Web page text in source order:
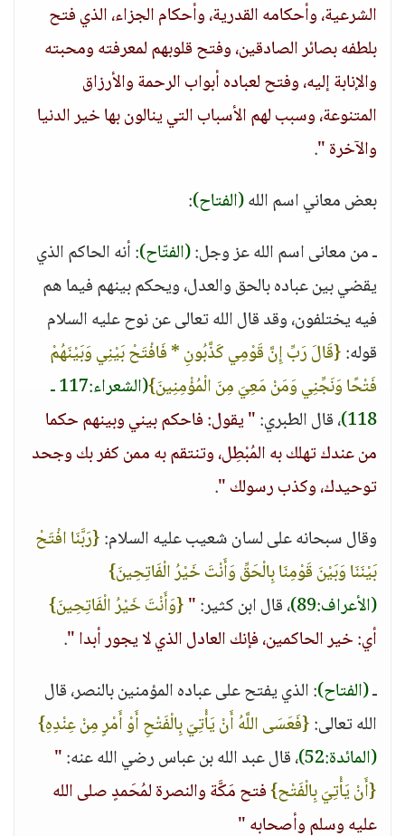
الشرعية، وأحكامه القدرية، وأحكام الجزاء، الذي فتح
بلطفه بصائر الصادقين، وفتح قلوبهم لمعرفته ومحبته
والإنابة إليه، وفتح لعباده أبواب الرحمة والأرزاق
المتنوعة، وسبب لهم الأسباب التي ينالون بها خير الدنيا
والآخرة ".
بعض معاني اسم الله(الفتاح):
ـ من معانى اسم الله عز وجل:(الفتّاح): أنه الحاكم الذي
يقضي بين عباده بالحق والعدل، ويحكم بينهم فيما هم
فيه يختلفون، وقد قال الله تعالى عن نوح عليه السلام
قوله:{قَالَ رَبِّ إِنَّ قَوْمِي كَذَّبُونِ * فَافْتَحْ بَيْنِي وَبَيْنَهُمْ
فَتْحًا وَنَجِّنِي وَمَنْ مَعِيَ مِنَ الْمُؤْمِنِينَ}
(الشعراء:117 ـ
118) ، قال الطبري:" يقول: فاحكم بيني وبينهم حكما
من عندك تهلك به المُبْطِل، وتنتقم به ممن كفر بك وجحد
توحيدك، وكذب رسولك ".
وقال سبحانه على لسان شعيب عليه السلام:{رَبَّنَا افْتَحْ
بَيْنَنَا وَبَيْنَ قَوْمِنَا بِالْحَقِّ وَأَنْتَ خَيْرُ الْفَاتِحِينَ}
(الأعراف:89)
، قال ابن كثير:"{وَأَنْتَ خَيْرُ الْفَاتِحِينَ}
أي: خير الحاكمين، فإنك العادل الذي لا يجور أبدا ".
ـ(الفتاح): الذي يفتح على عباده المؤمنين بالنصر، قال
الله تعالى:{فَعَسَى اللَّهُ أَنْ يَأْتِيَ بِالْفَتْحِ أَوْ أَمْرٍ مِنْ عِنْدِهِ}
(المائدة:52)
، قال عبد الله بن عباس رضي الله عنه:"
{أَنْ يَأْتِيَ بِالْفَتْح}فتح مَكَّة والنصرة لمُحَمدٍ صلى الله
عليه وسلم وأصحابه "